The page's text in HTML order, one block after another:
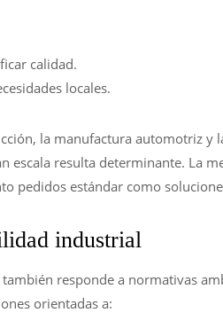
calidad.
locales.
la manufactura automotriz y
escala resulta determinante. La
pedidos estándar como
industrial
responde a normativas
orientadas a: